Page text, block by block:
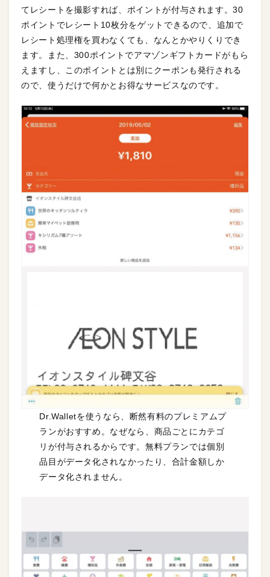
てレシートを撮影すれば、ポイントが付与されます。30
ポイントでレシート10枚分をゲットできるので、追加で
レシート処理権を買わなくても、なんとかやりくりでき
ます。また、300ポイントでアマゾンギフトカードがもら
えますし、このポイントとは別にクーポンも発行される
ので、使うだけで何かとお得なサービスなのです。
Dr.Walletを使うなら、断然有料のプレミアムプ
ランがおすすめ。なぜなら、商品ごとにカテゴ
リが付与されるからです。無料プランでは個別
品目がデータ化されなかったり、合計金額しか
データ化されません。